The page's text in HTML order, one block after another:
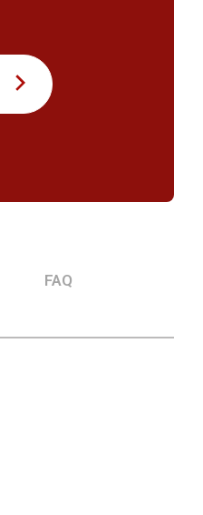
FAQ